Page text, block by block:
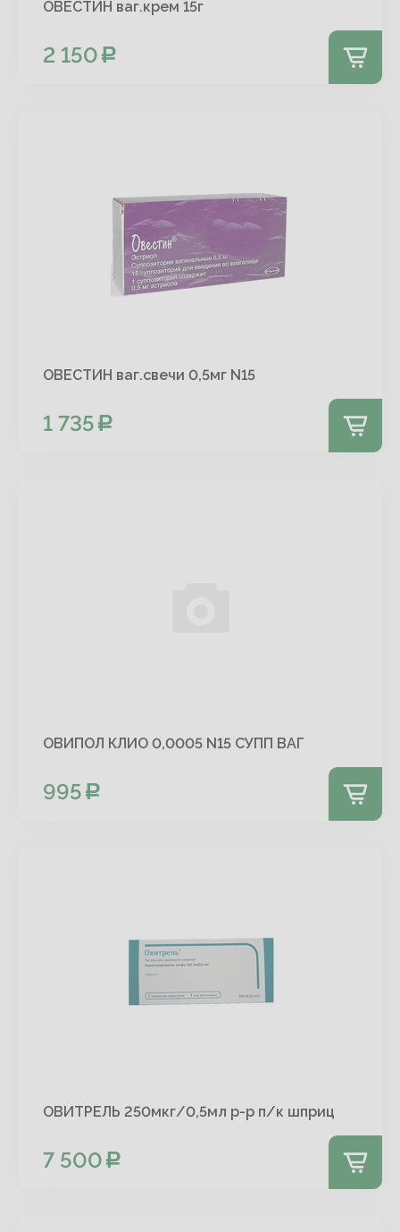
ОВЕСТИН ваг.крем 15г
2 150
ОВЕСТИН ваг.свечи 0,5мг N15
1 735
ОВИПОЛ КЛИО 0,0005 N15 СУПП ВАГ
995
ОВИТРЕЛЬ 250мкг/0,5мл р-р п/к шприц
7 500